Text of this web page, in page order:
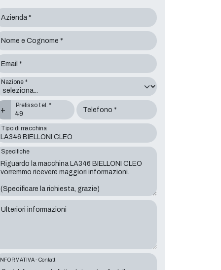
Azienda *
Nome e Cognome *
Email *
Nazione *
+
Prefisso tel. *
Telefono *
Tipo di macchina
Specifiche
Ulteriori informazioni
INFORMATIVA - Contatti